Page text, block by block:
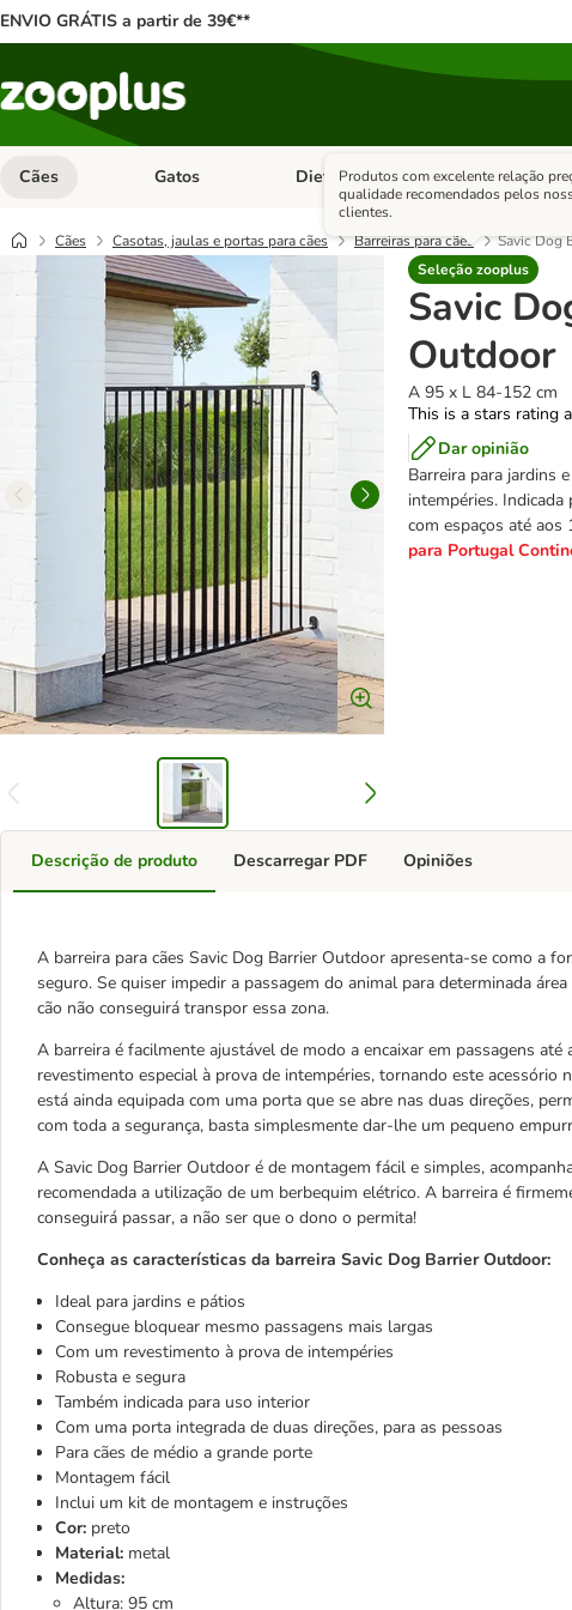
ENVIO GRÁTIS a partir de 39€**
Cães Abrir menu de categoria: Cães
Gatos Abrir menu de categoria: Gatos
Dieta Vet. Abrir menu de
Cães Casotas, jaulas e portas para cães Barreiras para cães
Savic Dog
Seleção zooplus
Produtos com excelente relação
qualidade recomendados pelos
clientes.
Savic
Outdoor
A 95 x L 84-152 cm
This is a stars rating
Dar opinião
Barreira para jardins
intempéries.
com espaços até aos
para Portugal
Descrição de produto
A barreira para cães Savic Dog Barrier Outdoor apresenta-se como a
seguro. Se quiser impedir a passagem do animal para determinada
cão não conseguirá transpor essa zona.
A barreira é facilmente ajustável de modo a encaixar em passagens
revestimento especial à prova de intempéries, tornando este
está ainda equipada com uma porta que se abre nas duas direções,
com toda a segurança, basta simplesmente dar-lhe um pequeno
A Savic Dog Barrier Outdoor é de montagem fácil e simples,
recomendada a utilização de um berbequim elétrico. A barreira é
conseguirá passar, a não ser que o dono o permita!
Conheça as características da barreira Savic Dog Barrier Outdoor:
Ideal para jardins e pátios
Consegue bloquear mesmo passagens mais largas
Com um revestimento à prova de intempéries
Robusta e segura
Também indicada para uso interior
Com uma porta integrada de duas direções, para as pessoas
Para cães de médio a grande porte
Montagem fácil
Inclui um kit de montagem e instruções
Cor: preto
Material: metal
Medidas:
Altura: 95 cm
Descarregar PDF Opiniões